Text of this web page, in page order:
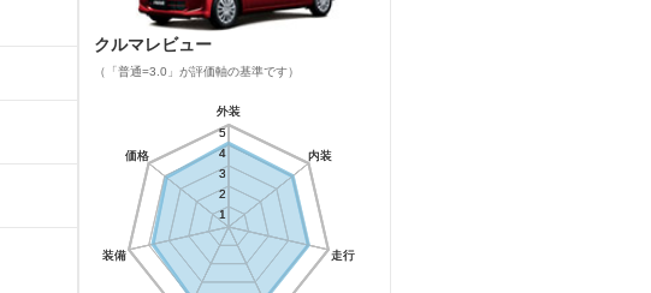
クルマレビュー
（「普通=3.0」が評価軸の基準です）
外装
内装
走行
装備
価格
1
2
3
4
5
外装
内装
走行
装備
価格
1
2
3
4
5